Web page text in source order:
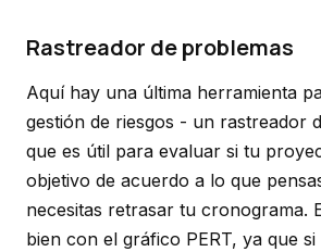
Rastreador de problemas
Aquí hay una última herramienta
gestión de riesgos - un rastreador
que es útil para evaluar si tu
objetivo de acuerdo a lo que
necesitas retrasar tu cronograma.
bien con el gráfico PERT, ya que si